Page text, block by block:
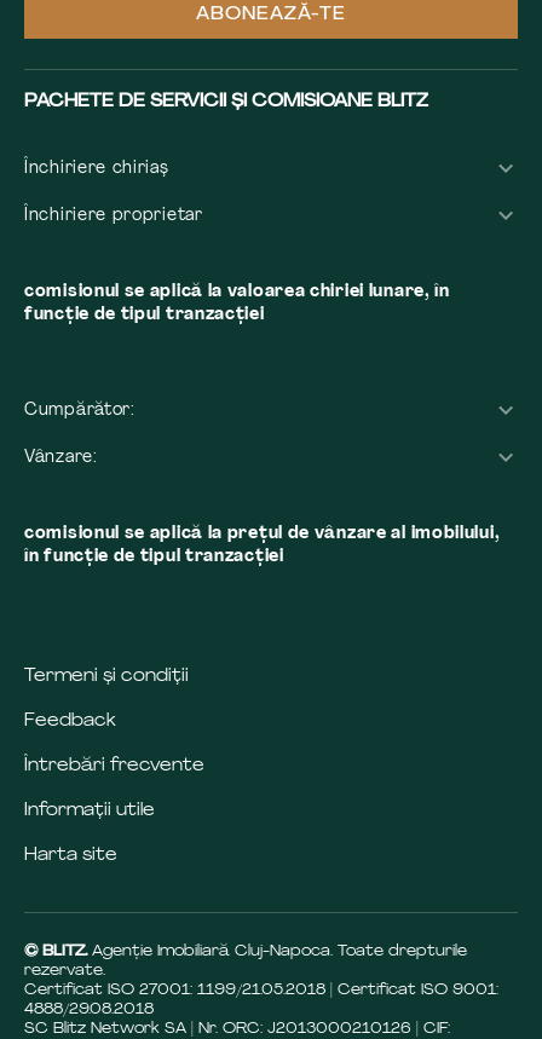
ABONEAZĂ-TE
PACHETE DE SERVICII ȘI COMISIOANE BLITZ
Închiriere chiriaș
Închiriere proprietar
comisionul se aplică la valoarea chiriei lunare, în
funcție de tipul tranzacției
Cumpărător:
Vânzare:
comisionul se aplică la preţul de vânzare al imobilului,
în funcţie de tipul tranzacţiei
Termeni și condiții
Feedback
Întrebări frecvente
Informații utile
Harta site
© BLITZ. Agenție Imobiliară Cluj-Napoca. Toate drepturile
rezervate.
Certificat ISO 27001: 1199/21.05.2018 | Certificat ISO 9001:
4888/29.08.2018
SC Blitz Network SA | Nr. ORC: J2013000210126 | CIF: